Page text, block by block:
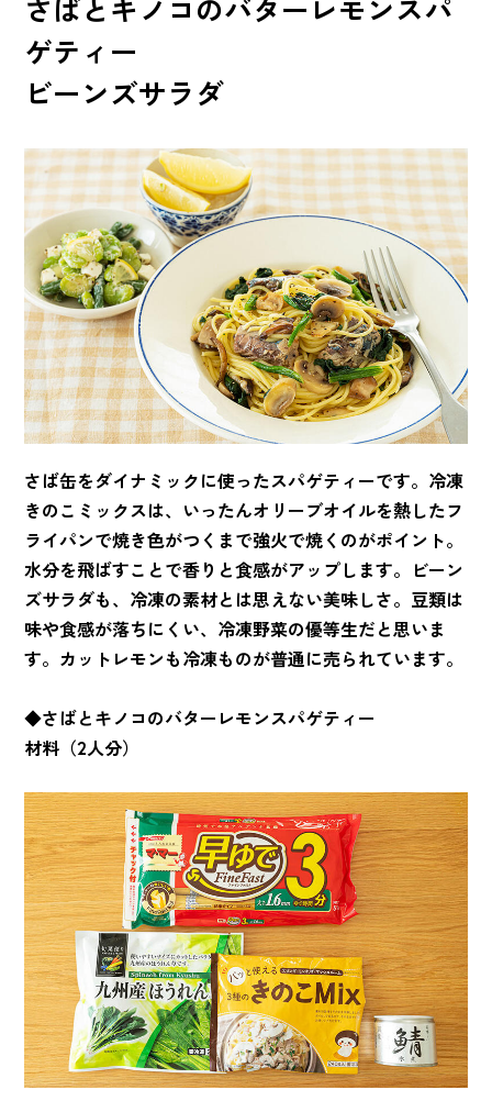
さばとキノコのバターレモンスパ
ゲティー
ビーンズサラダ
さば缶をダイナミックに使ったスパゲティーです。冷凍
きのこミックスは、いったんオリーブオイルを熱したフ
ライパンで焼き色がつくまで強火で焼くのがポイント。
水分を飛ばすことで香りと食感がアップします。ビーン
ズサラダも、冷凍の素材とは思えない美味しさ。豆類は
味や食感が落ちにくい、冷凍野菜の優等生だと思いま
す。カットレモンも冷凍ものが普通に売られています。
◆さばとキノコのバターレモンスパゲティー
材料（2人分）